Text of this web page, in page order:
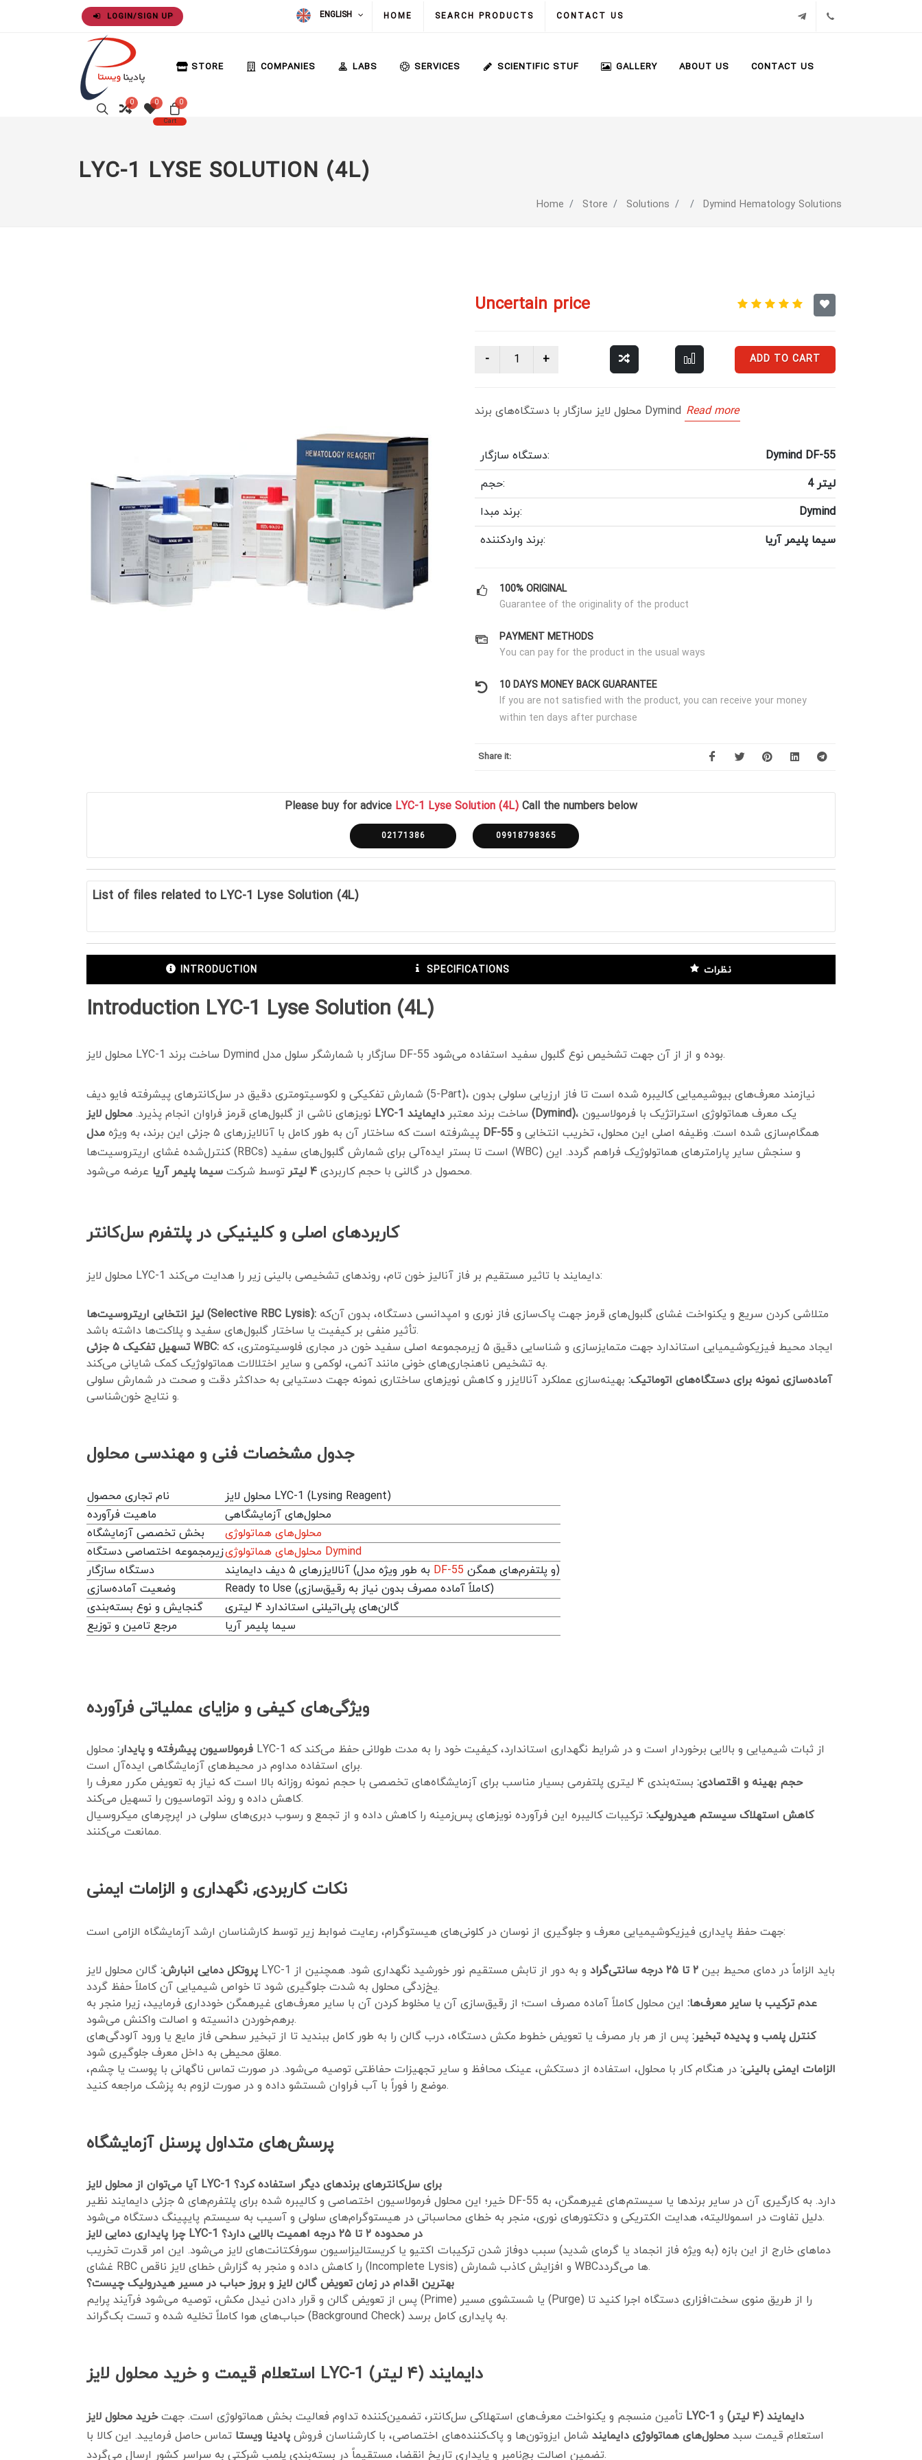
LOGIN/SIGN UP ENGLISH HOME SEARCH PRODUCTS CONTACT US تلگرام
0 0
Cart
0
STORE COMPANIES LABS SERVICES SCIENTIFIC STUF GALLERY ABOUT US CONTACT US
LYC-1 LYSE SOLUTION (4L)
Home Store Solutions Dymind Hematology Solutions
Uncertain price
ADD TO CART
محلول لایز سازگار با دستگاه‌های برند Dymind Read more
دستگاه سازگار:
Dymind DF-55
حجم:
4 لیتر
برند مبدا:
Dymind
برند واردکننده:
سیما پلیمر آریا
100% ORIGINAL
Guarantee of the originality of the product
PAYMENT METHODS
You can pay for the product in the usual ways
10 DAYS MONEY BACK GUARANTEE
If you are not satisfied with the product, you can receive your money
within ten days after purchase
Share it:
Please buy for advice LYC-1 Lyse Solution (4L) Call the numbers below
02171386 09918798365
List of files related to LYC-1 Lyse Solution (4L)
INTRODUCTION SPECIFICATIONS نظرات
Introduction LYC-1 Lyse Solution (4L)
محلول لایز LYC-1 ساخت برند Dymind سازگار با شمارشگر سلول مدل DF-55 بوده و از از آن جهت تشخیص نوع گلبول سفید استفاده می‌شود.
شمارش تفکیکی و لکوسیتومتری دقیق در سل‌کانترهای پیشرفته فایو دیف (5-Part)، نیازمند معرف‌های بیوشیمیایی کالیبره شده است تا فاز ارزیابی سلولی بدون
نویزهای ناشی از گلبول‌های قرمز فراوان انجام پذیرد. محلول لایز LYC-1 ساخت برند معتبر دایمایند (Dymind)، یک معرف هماتولوژی استراتژیک با فرمولاسیون
پیشرفته است که ساختار آن به طور کامل با آنالایزرهای ۵ جزئی این برند، به ویژه مدل DF-55
کنترل‌شده غشای اریتروسیت‌ها (RBCs) است تا بستر ایده‌آلی برای شمارش گلبول‌های سفید (WBC) و سنجش سایر پارامترهای هماتولوژیک فراهم گردد. این
محصول در گالنی با حجم کاربردی ۴ لیتر توسط شرکت سیما پلیمر آریا عرضه می‌شود.
کاربردهای اصلی و کلینیکی در پلتفرم سل‌کانتر
محلول لایز LYC-1 دایمایند با تاثیر مستقیم بر فاز آنالیز خون تام، روندهای تشخیصی بالینی زیر را هدایت می‌کند:
لیز انتخابی اریتروسیت‌ها (Selective RBC Lysis):
تأثیر منفی بر کیفیت یا ساختار گلبول‌های سفید و پلاکت‌ها داشته باشد.
تسهیل تفکیک ۵ جزئی WBC:
به تشخیص ناهنجاری‌های خونی مانند آنمی، لوکمی و سایر اختلالات هماتولوژیک کمک شایانی می‌کند.
آماده‌سازی نمونه برای دستگاه‌های اتوماتیک: بهینه‌سازی عملکرد آنالایزر و کاهش نویزهای ساختاری نمونه جهت دستیابی به حداکثر دقت و صحت در شمارش سلولی
و نتایج خون‌شناسی.
جدول مشخصات فنی و مهندسی محلول
نام تجاری محصول
محلول لایز LYC-1 (Lysing Reagent)
ماهیت فرآورده
محلول‌های آزمایشگاهی
بخش تخصصی آزمایشگاه
محلول‌های هماتولوژی
زیرمجموعه اختصاصی دستگاه
محلول‌های هماتولوژی Dymind
دستگاه سازگار
DF-55
و پلتفرم‌های همگن)
وضعیت آماده‌سازی
Ready to Use (کاملاً آماده مصرف بدون نیاز به رقیق‌سازی)
گنجایش و نوع بسته‌بندی
گالن‌های پلی‌اتیلنی استاندارد ۴ لیتری
مرجع تامین و توزیع
سیما پلیمر آریا
ویژگی‌های کیفی و مزایای عملیاتی فرآورده
فرمولاسیون پیشرفته و پایدار: محلول LYC-1 از ثبات شیمیایی و بالایی برخوردار است و در شرایط نگهداری استاندارد، کیفیت خود را به مدت طولانی حفظ می‌کند که
برای استفاده مداوم در محیط‌های آزمایشگاهی ایده‌آل است.
حجم بهینه و اقتصادی:
بسته‌بندی ۴ لیتری پلتفرمی بسیار مناسب برای آزمایشگاه‌های تخصصی با حجم نمونه روزانه بالا است که نیاز به تعویض مکرر معرف را
کاهش داده و روند اتوماسیون را تسهیل می‌کند.
کاهش استهلاک سیستم هیدرولیک: ترکیبات کالیبره این فرآورده نویزهای پس‌زمینه را کاهش داده و از تجمع و رسوب دبری‌های سلولی در اپرچرهای میکروسیال
ممانعت می‌کنند.
نکات کاربردی, نگهداری و الزامات ایمنی
جهت حفظ پایداری فیزیکوشیمیایی معرف و جلوگیری از نوسان در کلونی‌های هیستوگرام، رعایت ضوابط زیر توسط کارشناسان ارشد آزمایشگاه الزامی است:
پروتکل دمایی انبارش: گالن محلول لایز LYC-1 باید الزاماً در دمای محیط بین ۲ تا ۲۵ درجه سانتی‌گراد
و به دور از تابش مستقیم نور خورشید نگهداری شود. همچنین از
یخ‌زدگی محلول به شدت جلوگیری شود تا خواص شیمیایی آن کاملاً حفظ گردد.
عدم ترکیب با سایر معرف‌ها: این محلول کاملاً آماده مصرف است؛ از رقیق‌سازی آن یا مخلوط کردن آن با سایر معرف‌های غیرهمگن خودداری فرمایید، زیرا منجر به
برهم‌خوردن دانسیته و اصالت واکنش می‌شود.
کنترل پلمب و پدیده تبخیر: پس از هر بار مصرف یا تعویض خطوط مکش دستگاه، درب گالن را به طور کامل ببندید تا از تبخیر سطحی فاز مایع یا ورود آلودگی‌های
معلق محیطی به داخل معرف جلوگیری شود.
الزامات ایمنی بالینی: در هنگام کار با محلول، استفاده از دستکش، عینک محافظ و سایر تجهیزات حفاظتی توصیه می‌شود. در صورت تماس ناگهانی با پوست یا چشم،
موضع را فوراً با آب فراوان شستشو داده و در صورت لزوم به پزشک مراجعه کنید.
پرسش‌های متداول پرسنل آزمایشگاه
آیا می‌توان از محلول لایز LYC-1 برای سل‌کانترهای برندهای دیگر استفاده کرد؟
خیر؛ این محلول فرمولاسیون اختصاصی و کالیبره شده برای پلتفرم‌های ۵ جزئی دایمایند نظیر DF-55 دارد. به کارگیری آن در سایر برندها یا سیستم‌های غیرهمگن، به
دلیل تفاوت در اسمولالیته، هدایت الکتریکی و دتکتورهای نوری، منجر به خطای محاسباتی در هیستوگرام‌های سلولی و آسیب به سیستم پایپینگ دستگاه می‌شود.
چرا پایداری دمایی لایز LYC-1 در محدوده ۲ تا ۲۵ درجه اهمیت بالایی دارد؟
دماهای خارج از این بازه (به ویژه فاز انجماد یا گرمای شدید) سبب دوفاز شدن ترکیبات اکتیو یا کریستالیزاسیون سورفکتانت‌های لایز می‌شود. این امر قدرت تخریب
غشای RBC را کاهش داده و منجر به گزارش خطای لایز ناقص (Incomplete Lysis) و افزایش کاذب شمارش WBCها می‌گردد.
بهترین اقدام در زمان تعویض گالن لایز و بروز حباب در مسیر هیدرولیک چیست؟
پس از تعویض گالن و قرار دادن نیدل مکش، توصیه می‌شود فرآیند پرایم (Prime) یا شستشوی مسیر (Purge) را از طریق منوی سخت‌افزاری دستگاه اجرا کنید تا
حباب‌های هوا کاملاً تخلیه شده و تست بک‌گراند (Background Check) به پایداری کامل برسد.
استعلام قیمت و خرید محلول لایز LYC-1 دایمایند (۴ لیتر)
تأمین منسجم و یکنواخت معرف‌های استهلاکی سل‌کانتر، تضمین‌کننده تداوم فعالیت بخش هماتولوژی است. جهت خرید محلول لایز LYC-1 دایمایند (۴ لیتر)
و
استعلام قیمت سبد محلول‌های هماتولوژی دایمایند شامل ایزوتون‌ها و پاک‌کننده‌های اختصاصی، با کارشناسان فروش پادینا ویستا تماس حاصل فرمایید. این کالا با
تضمین اصالت بچ‌نامبر و پایداری تاریخ انقضا، مستقیماً در بسته‌بندی پلمب شرکتی به سراسر کشور ارسال می‌گردد.